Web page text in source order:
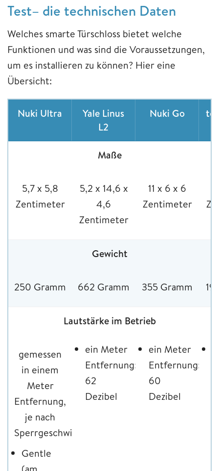
Test– die technischen Daten
Welches smarte Türschloss bietet welche
Funktionen und was sind die Voraussetzungen,
um es installieren zu können? Hier eine
Übersicht:
Nuki Ultra
Yale Linus
L2
Nuki Go
Maße
‎5,7 x 5,8
Zentimeter
5,2 x 14,6 x
4,6
Zentimeter
‎11 x 6 x 6
Zentimeter
Gewicht
250 Gramm 662 Gramm 355 Gramm
Lautstärke im Betrieb
gemessen
in einem
Meter
Entfernung,
je nach
Sperrgeschwindigkeit:
Gentle
ein Meter
Entfernung:
62
Dezibel
ein Meter
Entfernung:
60
Dezibel